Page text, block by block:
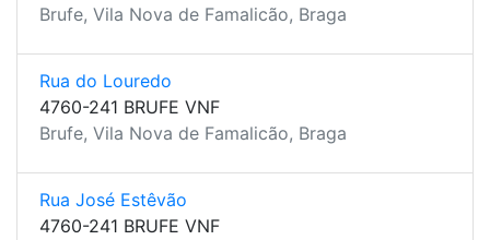
Brufe, Vila Nova de Famalicão, Braga
Rua do Louredo
4760-241 BRUFE VNF
Brufe, Vila Nova de Famalicão, Braga
Rua José Estêvão
4760-241 BRUFE VNF